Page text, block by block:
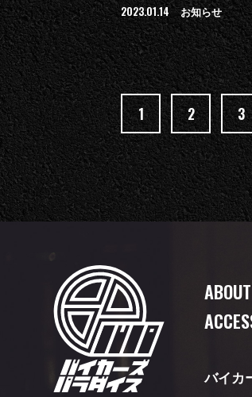
2023.01.14 お知らせ
1 2 3
ABOUT
バイカ